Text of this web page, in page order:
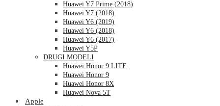
Huawei Y7 Prime (2018)
Huawei Y7 (2018)
Huawei Y6 (2019)
Huawei Y6 (2018)
Huawei Y6 (2017)
Huawei Y5P
DRUGI MODELI
Huawei Honor 9 LITE
Huawei Honor 9
Huawei Honor 8X
Huawei Nova 5T
Apple